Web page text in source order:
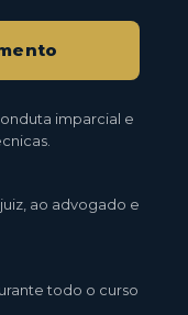
imparcial e
ao advogado e
todo o curso